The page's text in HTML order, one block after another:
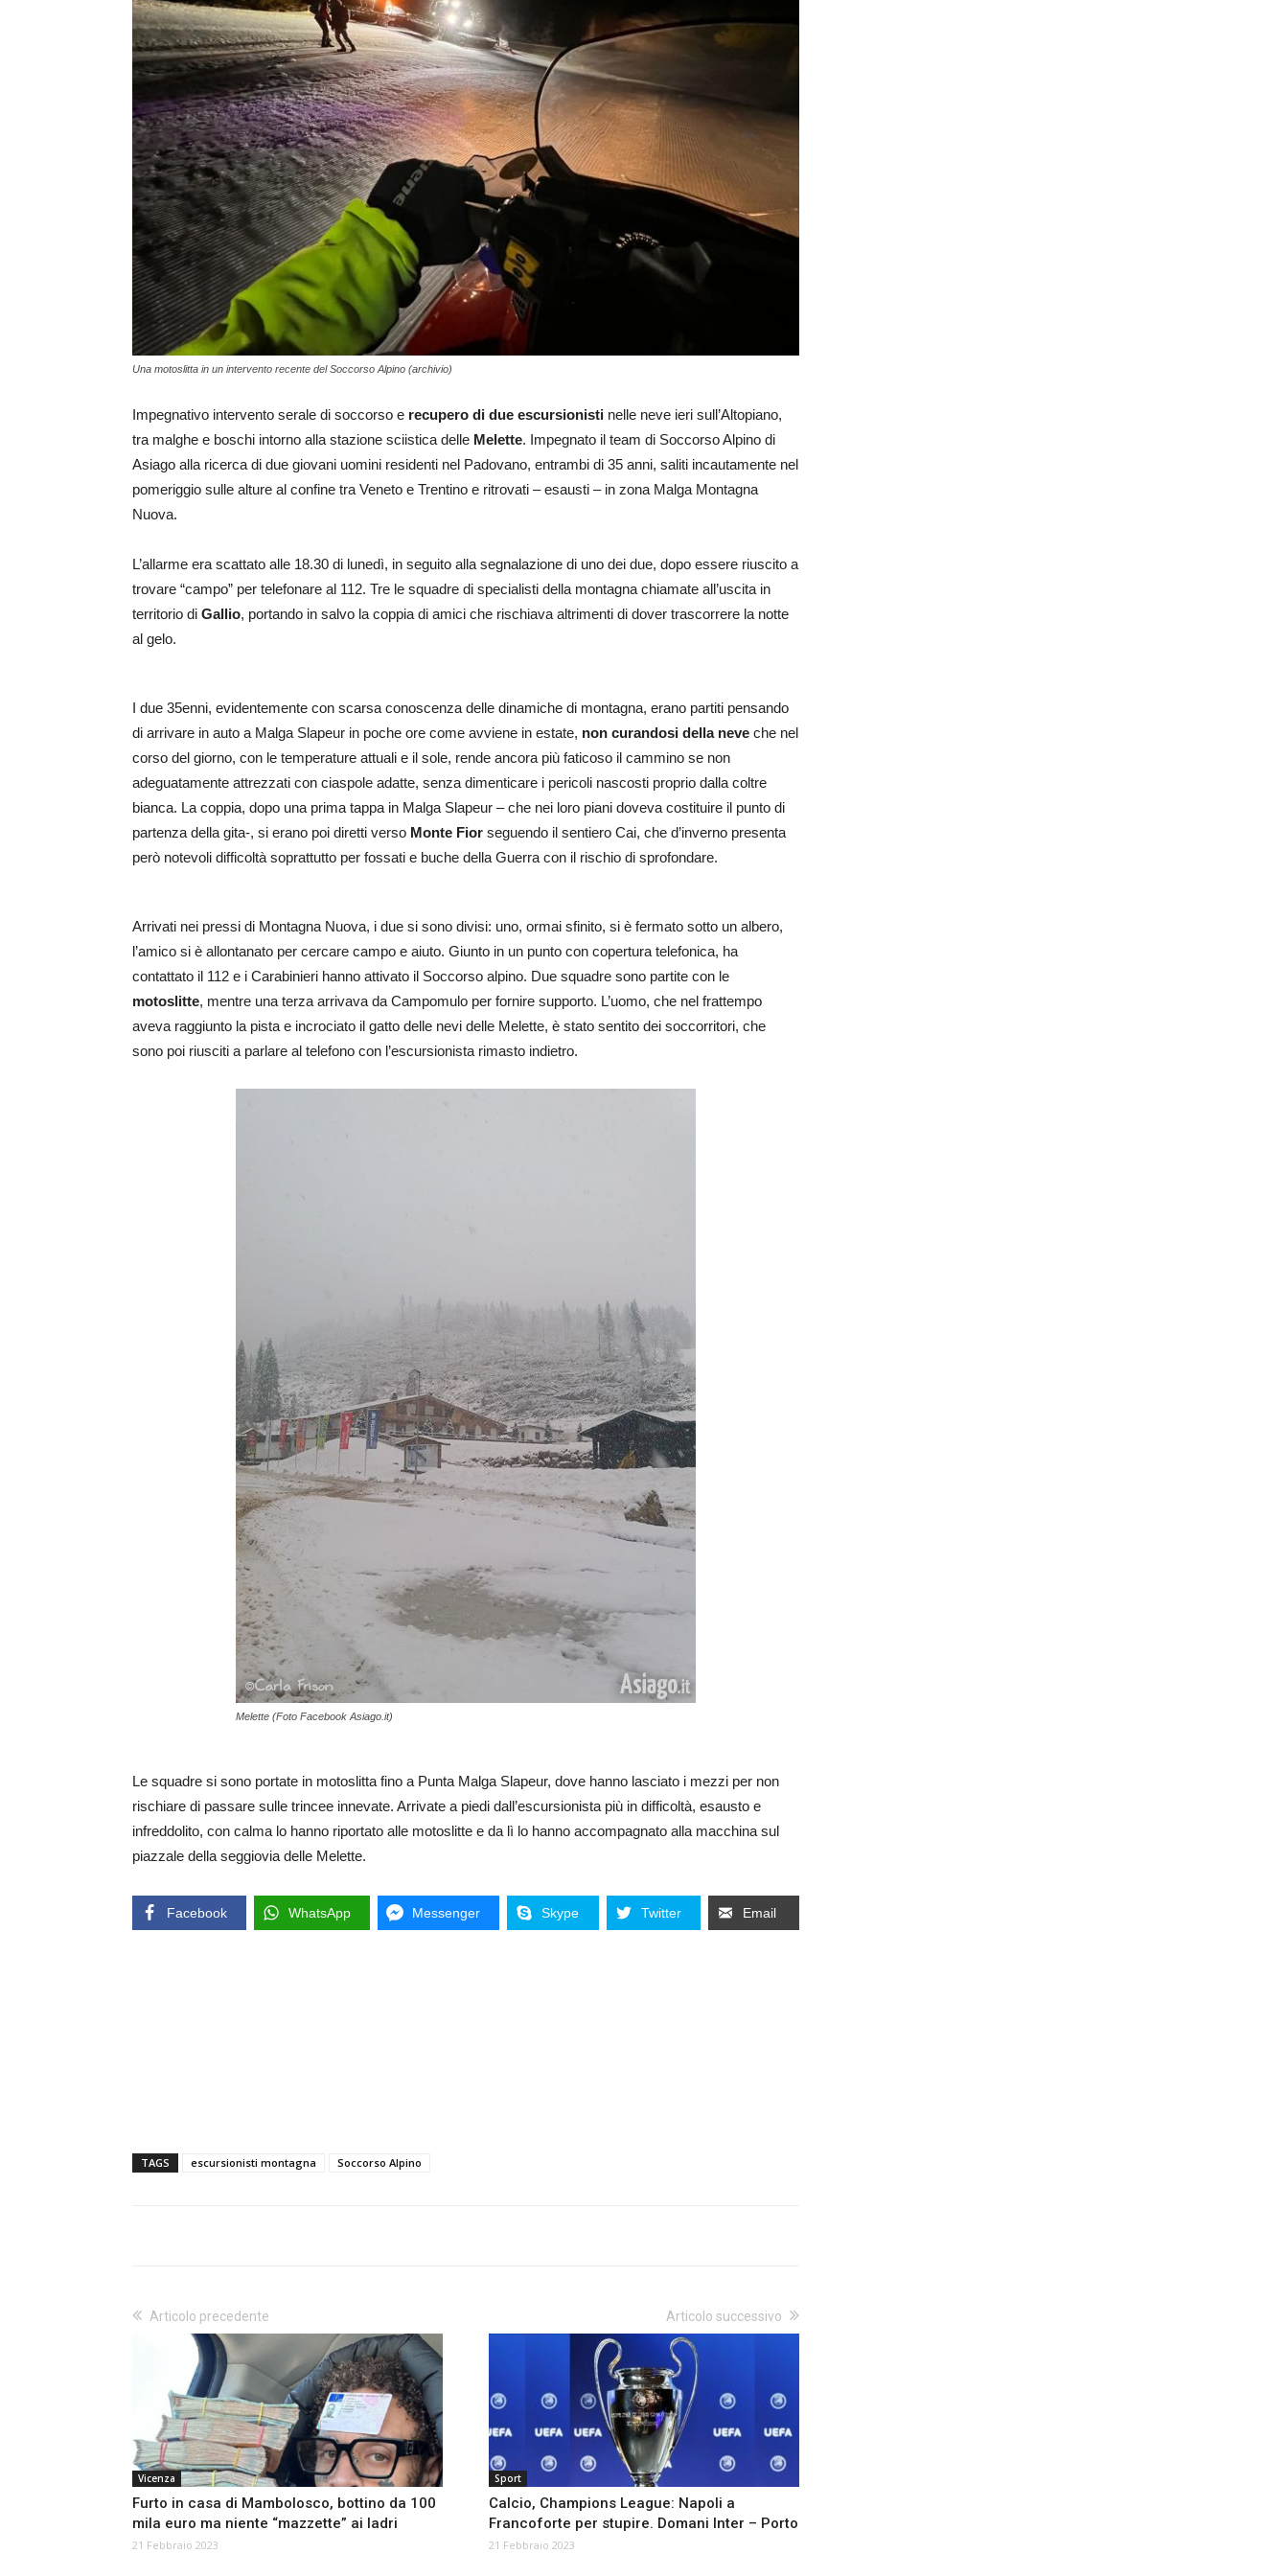
Una motoslitta in un intervento recente del Soccorso Alpino (archivio)
Impegnativo intervento serale di soccorso e recupero di due escursionisti nelle neve ieri sull’Altopiano,
tra malghe e boschi intorno alla stazione sciistica delle Melette. Impegnato il team di Soccorso Alpino di
Asiago alla ricerca di due giovani uomini residenti nel Padovano, entrambi di 35 anni, saliti incautamente nel
pomeriggio sulle alture al confine tra Veneto e Trentino e ritrovati – esausti – in zona Malga Montagna
Nuova.
L’allarme era scattato alle 18.30 di lunedì, in seguito alla segnalazione di uno dei due, dopo essere riuscito a
trovare “campo” per telefonare al 112. Tre le squadre di specialisti della montagna chiamate all’uscita in
territorio di Gallio, portando in salvo la coppia di amici che rischiava altrimenti di dover trascorrere la notte
al gelo.
I due 35enni, evidentemente con scarsa conoscenza delle dinamiche di montagna, erano partiti pensando
di arrivare in auto a Malga Slapeur in poche ore come avviene in estate, non curandosi della neve che nel
corso del giorno, con le temperature attuali e il sole, rende ancora più faticoso il cammino se non
adeguatamente attrezzati con ciaspole adatte, senza dimenticare i pericoli nascosti proprio dalla coltre
bianca. La coppia, dopo una prima tappa in Malga Slapeur – che nei loro piani doveva costituire il punto di
partenza della gita-, si erano poi diretti verso Monte Fior seguendo il sentiero Cai, che d’inverno presenta
però notevoli difficoltà soprattutto per fossati e buche della Guerra con il rischio di sprofondare.
Arrivati nei pressi di Montagna Nuova, i due si sono divisi: uno, ormai sfinito, si è fermato sotto un albero,
l’amico si è allontanato per cercare campo e aiuto. Giunto in un punto con copertura telefonica, ha
contattato il 112 e i Carabinieri hanno attivato il Soccorso alpino. Due squadre sono partite con le
motoslitte, mentre una terza arrivava da Campomulo per fornire supporto. L’uomo, che nel frattempo
aveva raggiunto la pista e incrociato il gatto delle nevi delle Melette, è stato sentito dei soccorritori, che
sono poi riusciti a parlare al telefono con l’escursionista rimasto indietro.
Melette (Foto Facebook Asiago.it)
Le squadre si sono portate in motoslitta fino a Punta Malga Slapeur, dove hanno lasciato i mezzi per non
rischiare di passare sulle trincee innevate. Arrivate a piedi dall’escursionista più in difficoltà, esausto e
infreddolito, con calma lo hanno riportato alle motoslitte e da lì lo hanno accompagnato alla macchina sul
piazzale della seggiovia delle Melette.
Facebook WhatsApp Messenger Skype Twitter Email
TAGS escursionisti montagna Soccorso Alpino
Articolo precedente
Vicenza
Furto in casa di Mambolosco, bottino da 100
mila euro ma niente “mazzette” ai ladri
21 Febbraio 2023
Articolo successivo
Sport
Calcio, Champions League: Napoli a
Francoforte per stupire. Domani Inter – Porto
21 Febbraio 2023